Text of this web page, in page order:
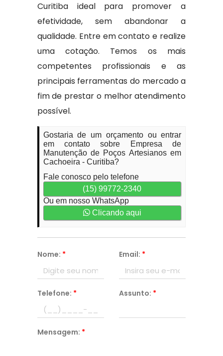
Curitiba ideal para promover a
efetividade, sem abandonar a
qualidade. Entre em contato e realize
uma cotação. Temos os mais
competentes profissionais e as
principais ferramentas do mercado a
fim de prestar o melhor atendimento
possível.
Gostaria de um orçamento ou entrar
em contato sobre Empresa de
Manutenção de Poços Artesianos em
Cachoeira - Curitiba?
Fale conosco pelo telefone
(15) 99772-2340
Ou em nosso WhatsApp
Clicando aqui
Nome: * Email: *
Telefone: * Assunto: *
Mensagem: *